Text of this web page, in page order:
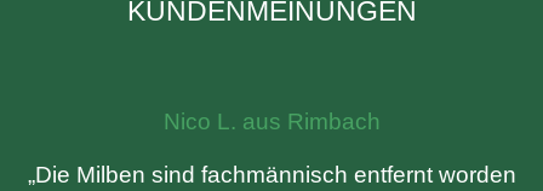
KUNDENMEINUNGEN
Nico L. aus Rimbach
„Die Milben sind fachmännisch entfernt worden